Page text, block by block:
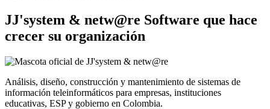
JJ'system & netw@re Software que hace
crecer su organización
Análisis, diseño, construcción y mantenimiento de sistemas de
información teleinformáticos para empresas, instituciones
educativas, ESP y gobierno en Colombia.